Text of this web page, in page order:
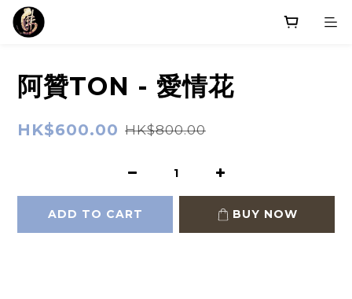
阿贊TON - 愛情花
HK$600.00 HK$800.00
ADD TO CART BUY NOW